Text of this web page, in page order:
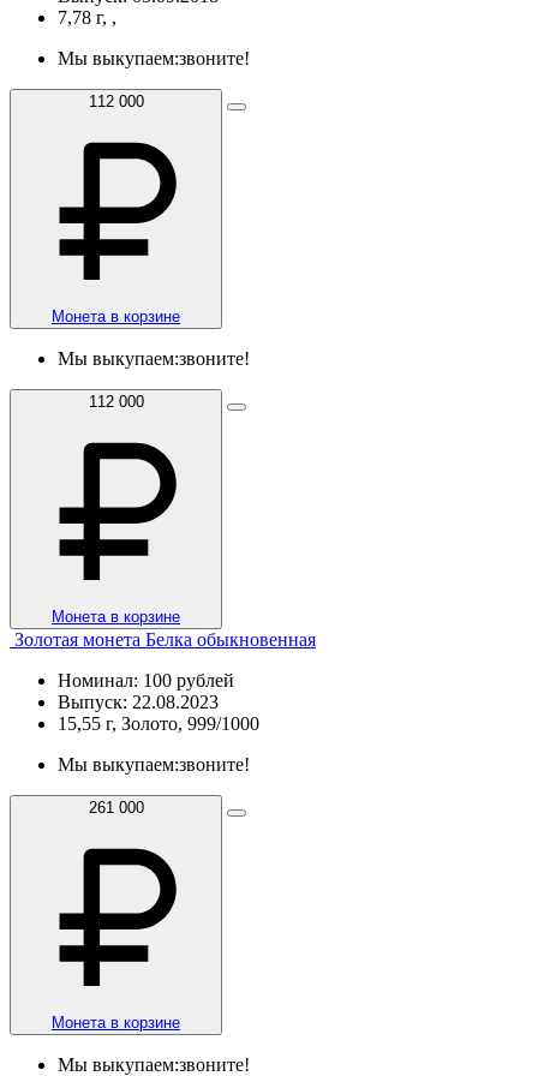
7,78 г, ,
Мы выкупаем:звоните!
112 000
Монета в корзине
Мы выкупаем:звоните!
112 000
Монета в корзине
Золотая монета Белка обыкновенная
Номинал: 100 рублей
Выпуск: 22.08.2023
15,55 г, Золото, 999/1000
Мы выкупаем:звоните!
261 000
Монета в корзине
Мы выкупаем:звоните!